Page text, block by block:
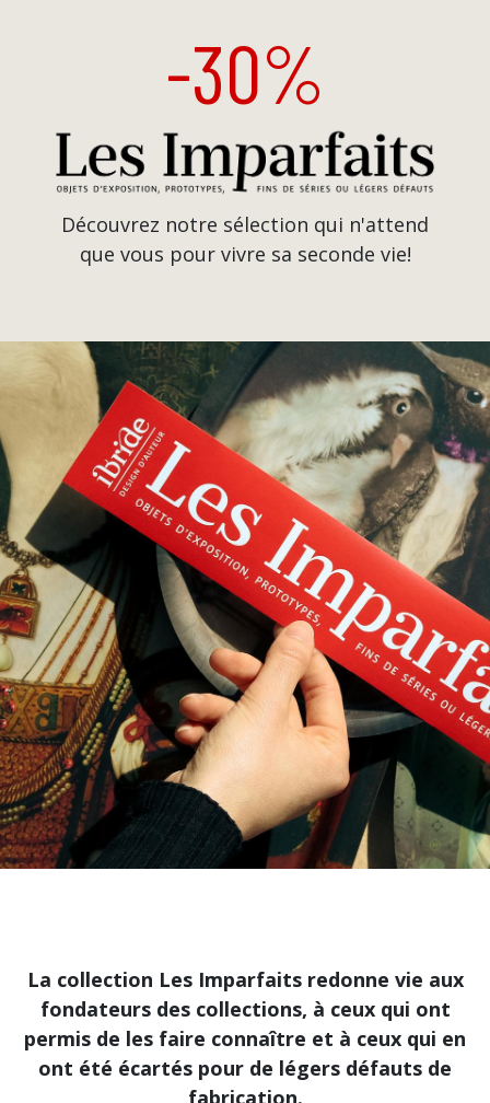
-30%
Découvrez notre sélection qui n'attend
que vous pour vivre sa seconde vie!
La collection Les Imparfaits redonne vie aux
fondateurs des collections, à ceux qui ont
permis de les faire connaître et à ceux qui en
ont été écartés pour de légers défauts de
fabrication.